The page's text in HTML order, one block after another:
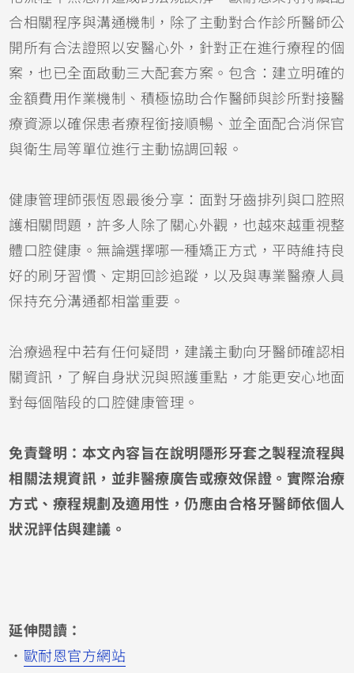
合相關程序與溝通機制，除了主動對合作診所醫師公
開所有合法證照以安醫心外，針對正在進行療程的個
案，也已全面啟動三大配套方案。包含：建立明確的
金額費用作業機制、積極協助合作醫師與診所對接醫
療資源以確保患者療程銜接順暢、並全面配合消保官
與衛生局等單位進行主動協調回報。
健康管理師張恆恩最後分享：面對牙齒排列與口腔照
護相關問題，許多人除了關心外觀，也越來越重視整
體口腔健康。無論選擇哪一種矯正方式，平時維持良
好的刷牙習慣、定期回診追蹤，以及與專業醫療人員
保持充分溝通都相當重要。
治療過程中若有任何疑問，建議主動向牙醫師確認相
關資訊，了解自身狀況與照護重點，才能更安心地面
對每個階段的口腔健康管理。
免責聲明：本文內容旨在說明隱形牙套之製程流程與
相關法規資訊，並非醫療廣告或療效保證。實際治療
方式、療程規劃及適用性，仍應由合格牙醫師依個人
狀況評估與建議。
延伸閱讀：
・ 歐耐恩官方網站